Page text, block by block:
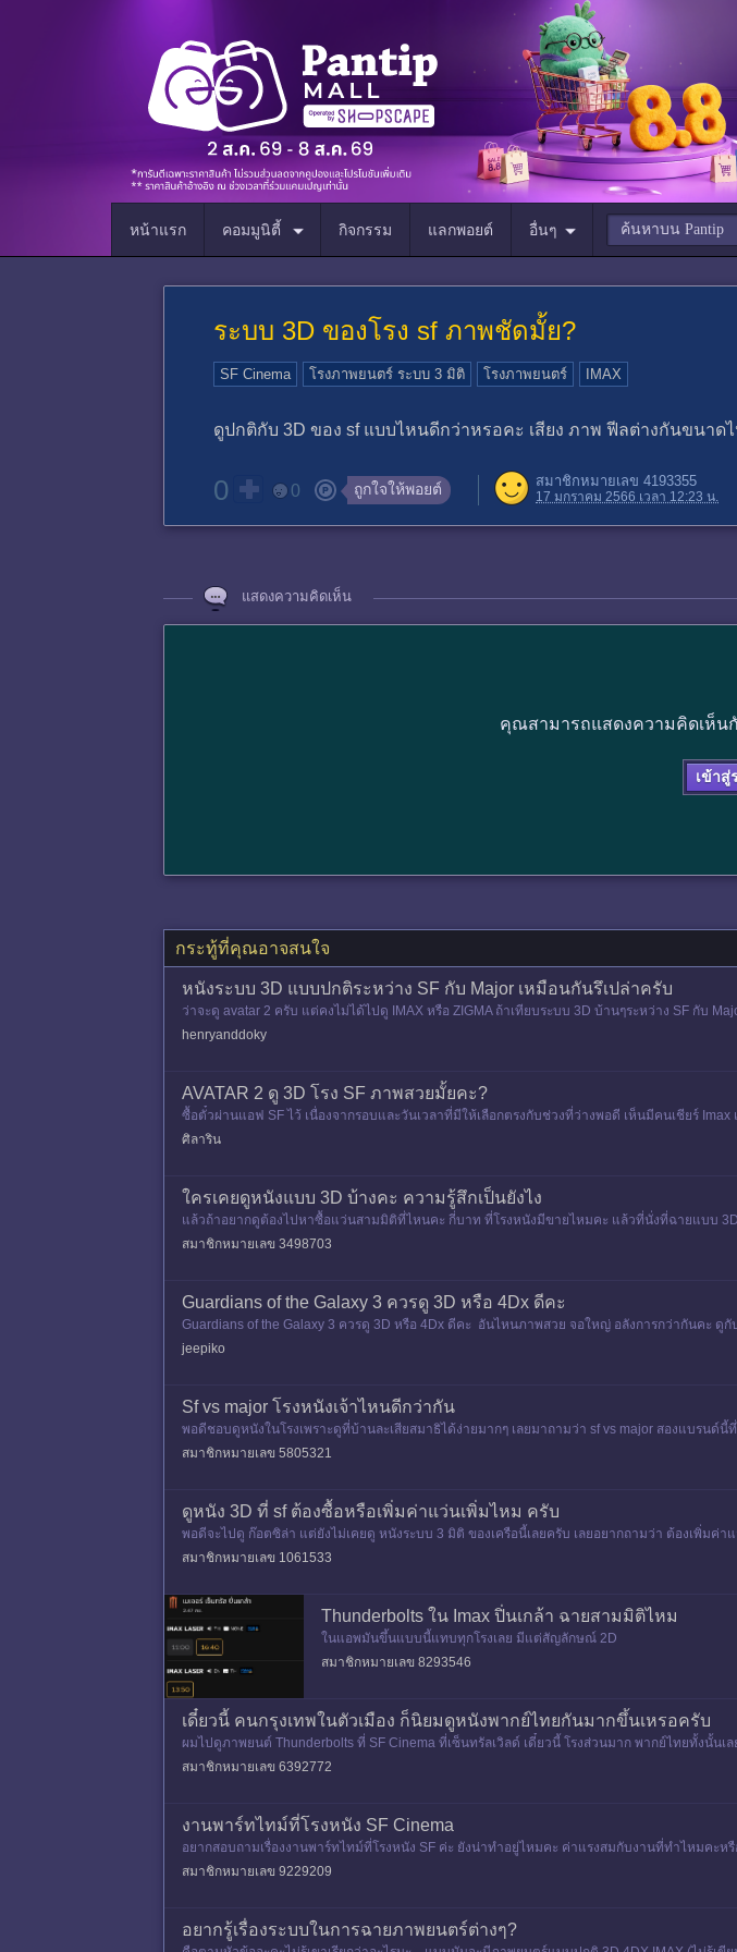
หน้าแรก คอมมูนิตี้ กิจกรรม แลกพอยต์ อื่นๆ
ระบบ 3D ของโรง sf ภาพชัดมั้ย?
SF Cinema โรงภาพยนตร์ ระบบ 3 มิติ โรงภาพยนตร์ IMAX
ดูปกติกับ 3D ของ sf แบบไหนดีกว่าหรอคะ เสียง ภาพ ฟีลต่างกันขนาดไ
0 0 ถูกใจให้พอยต์ สมาชิกหมายเลข 4193355
17 มกราคม 2566 เวลา 12:23 น.
แสดงความคิดเห็น
คุณสามารถแสดงความคิดเห็น
เข้าสู่
กระทู้ที่คุณอาจสนใจ
หนังระบบ 3D แบบปกติระหว่าง SF กับ Major เหมือนกันรึเปล่าครับ
ว่าจะดู avatar 2 ครับ แต่คงไม่ได้ไปดู IMAX หรือ ZIGMA ถ้าเทียบระบบ 3D บ้านๆระหว่าง SF กับ
henryanddoky
AVATAR 2 ดู 3D โรง SF ภาพสวยมั้ยคะ?
ซื้อตั๋วผ่านแอฟ SF ไว้ เนื่องจากรอบและวันเวลาที่มีให้เลือกตรงกับช่วงที่ว่างพอดี เห็นมีคนเชียร์
ศิลาริน
ใครเคยดูหนังแบบ 3D บ้างคะ ความรู้สึกเป็นยังไง
แล้วถ้าอยากดูต้องไปหาซื้อแว่นสามมิติที่ไหนคะ กี่บาท ที่โรงหนังมีขายไหมคะ แล้วที่นั่งที่ฉายแบบ
ยดตัวเองจริ
สมาชิกหมายเลข 3498703
Guardians of the Galaxy 3 ควรดู 3D หรือ 4Dx ดีคะ
Guardians of the Galaxy 3 ควรดู 3D หรือ 4Dx ดีคะ อันไหนภาพสวย จอใหญ่ อลังการกว่ากันคะ
ปห
jeepiko
Sf vs major โรงหนังเจ้าไหนดีกว่ากัน
พอดีชอบดูหนังในโรงเพราะดูที่บ้านละเสียสมาธิได้ง่ายมากๆ เลยมาถามว่า sf vs major สองแบรนด์นี้
สมาชิกหมายเลข 5805321
ดูหนัง 3D ที่ sf ต้องซื้อหรือเพิ่มค่าแว่นเพิ่มไหม ครับ
พอดีจะไปดู ก๊อตซิล่า แต่ยังไม่เคยดู หนังระบบ 3 มิติ ของเครือนี้เลยครับ เลยอยากถามว่า ต้องเพิ่มค่
รบกวนผู้
สมาชิกหมายเลข 1061533
Thunderbolts ใน Imax ปิ่นเกล้า ฉายสามมิติไหม
ในแอพมันขึ้นแบบนี้แทบทุกโรงเลย มีแต่สัญลักษณ์ 2D
สมาชิกหมายเลข 8293546
เดี๋ยวนี้ คนกรุงเทพในตัวเมือง ก็นิยมดูหนังพากย์ไทยกันมากขึ้นเหรอครับ
ผมไปดูภาพยนต์ Thunderbolts ที่ SF Cinema ที่เซ็นทรัลเวิลด์ เดี๋ยวนี้ โรงส่วนมาก พากย์ไทยทั้งนั้น
รุงเทพมหาน
สมาชิกหมายเลข 6392772
งานพาร์ทไทม์ที่โรงหนัง SF Cinema
อยากสอบถามเรื่องงานพาร์ทไทม์ที่โรงหนัง SF ค่ะ ยังน่าทำอยู่ไหมคะ ค่าแรงสมกับงานที่ทำไหมค
การทำงานมาแชร์กันได
สมาชิกหมายเลข 9229209
อยากรู้เรื่องระบบในการฉายภาพยนตร์ต่างๆ?